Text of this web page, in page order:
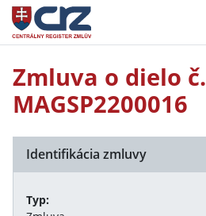
Zmluva o dielo č.
MAGSP2200016
Identifikácia zmluvy
Typ: